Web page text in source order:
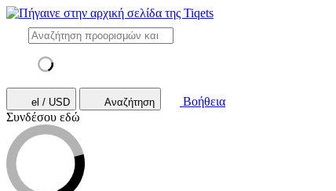
el / USD Αναζήτηση
Βοήθεια
Συνδέσου εδώ